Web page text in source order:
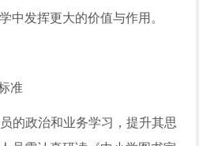
中发挥更大的价值与作用。
准
的政治和业务学习，提升其思